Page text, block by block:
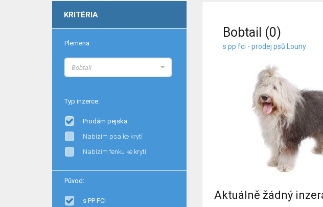
KRITÉRIA
Plemena:
Bobtail
Typ inzerce:
Prodám pejska
Nabízím psa ke krytí
Nabízím fenku ke krytí
Původ:
s PP FCI
Bobtail (0)
s pp fci - prodej psů Louny
Aktuálně žádný